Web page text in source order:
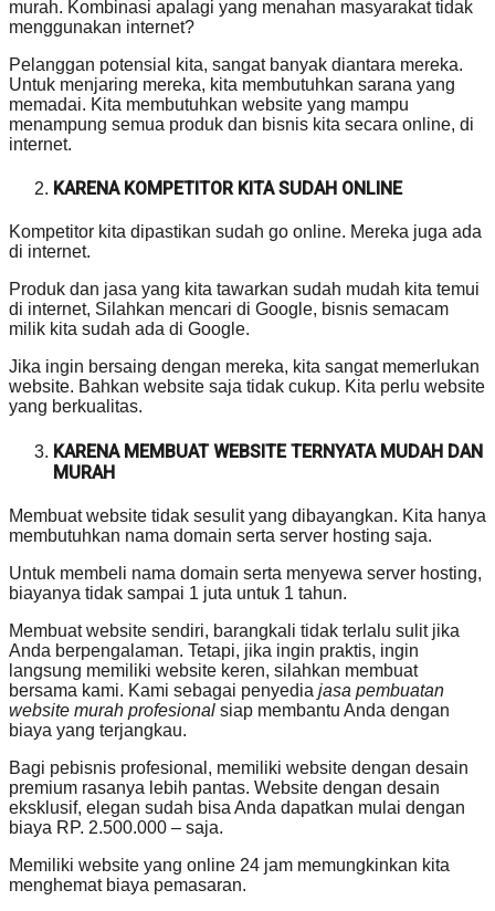
murah. Kombinasi apalagi yang menahan masyarakat tidak
menggunakan internet?
Pelanggan potensial kita, sangat banyak diantara mereka.
Untuk menjaring mereka, kita membutuhkan sarana yang
memadai. Kita membutuhkan website yang mampu
menampung semua produk dan bisnis kita secara online, di
internet.
KARENA KOMPETITOR KITA SUDAH ONLINE
Kompetitor kita dipastikan sudah go online. Mereka juga ada
di internet.
Produk dan jasa yang kita tawarkan sudah mudah kita temui
di internet, Silahkan mencari di Google, bisnis semacam
milik kita sudah ada di Google.
Jika ingin bersaing dengan mereka, kita sangat memerlukan
website. Bahkan website saja tidak cukup. Kita perlu website
yang berkualitas.
KARENA MEMBUAT WEBSITE TERNYATA MUDAH DAN
MURAH
Membuat website tidak sesulit yang dibayangkan. Kita hanya
membutuhkan nama domain serta server hosting saja.
Untuk membeli nama domain serta menyewa server hosting,
biayanya tidak sampai 1 juta untuk 1 tahun.
Membuat website sendiri, barangkali tidak terlalu sulit jika
Anda berpengalaman. Tetapi, jika ingin praktis, ingin
langsung memiliki website keren, silahkan membuat
bersama kami. Kami sebagai penyedia jasa pembuatan
website murah profesional siap membantu Anda dengan
biaya yang terjangkau.
Bagi pebisnis profesional, memiliki website dengan desain
premium rasanya lebih pantas. Website dengan desain
eksklusif, elegan sudah bisa Anda dapatkan mulai dengan
biaya RP. 2.500.000 – saja.
Memiliki website yang online 24 jam memungkinkan kita
menghemat biaya pemasaran.